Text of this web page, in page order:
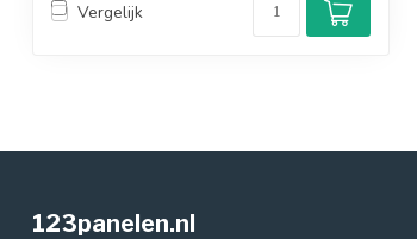
Vergelijk
123panelen.nl